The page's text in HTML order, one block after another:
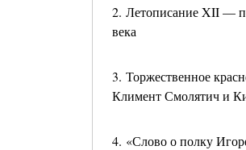
2. Летописание XII —
века
3. Торжественное
Климент Смолятич и
4. «Слово о полку